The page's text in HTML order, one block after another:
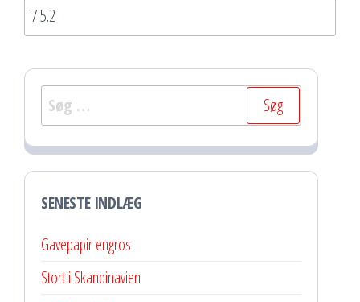
Søg
efter:
SENESTE INDLÆG
Gavepapir engros
Stort i Skandinavien